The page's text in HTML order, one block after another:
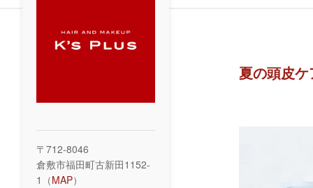
夏の頭皮
〒712-8046
倉敷市福田町古新田1152-
1（MAP）